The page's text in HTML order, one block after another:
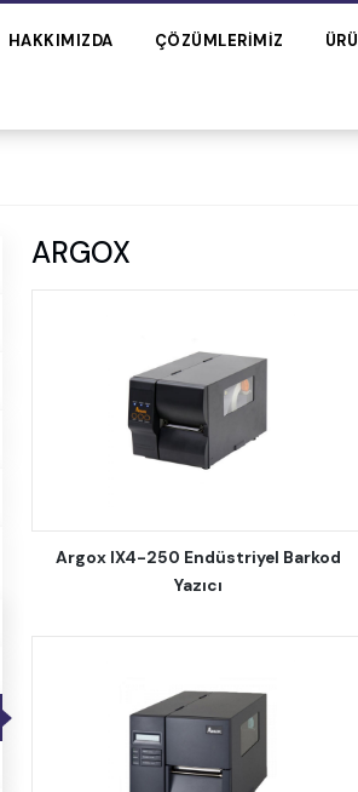
HAKKIMIZDA ÇÖZÜMLERIMIZ
ARGOX
Argox IX4-250 Endüstriyel Barkod
Yazıcı